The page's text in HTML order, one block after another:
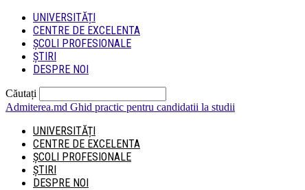
UNIVERSITĂȚI
CENTRE DE EXCELENTA
ȘCOLI PROFESIONALE
ȘTIRI
DESPRE NOI
Căutați
Admiterea.md Ghid practic pentru candidatii la studii
UNIVERSITĂȚI
CENTRE DE EXCELENTA
ȘCOLI PROFESIONALE
ȘTIRI
DESPRE NOI